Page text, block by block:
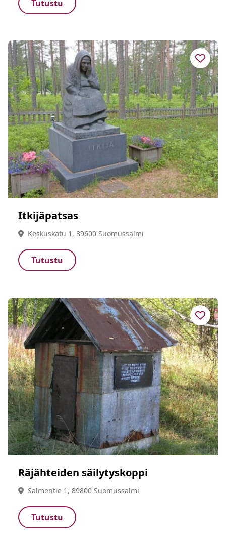
Tutustu
Itkijäpatsas
Keskuskatu 1, 89600 Suomussalmi
Tutustu
Räjähteiden säilytyskoppi
Salmentie 1, 89800 Suomussalmi
Tutustu